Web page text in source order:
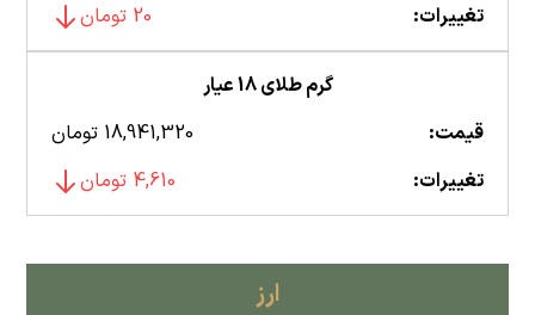
تغییرات:
20 تومان
گرم طلای 18 عیار
قیمت:
18,941,320 تومان
تغییرات:
4,610 تومان
ارز